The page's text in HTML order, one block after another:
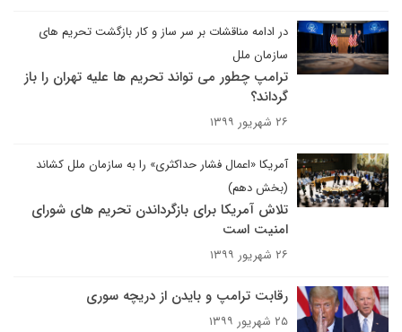
در ادامه مناقشات بر سر ساز و کار بازگشت تحریم های
سازمان ملل
ترامپ چطور می تواند تحریم ها علیه تهران را باز
گرداند؟
۲۶ شهریور ۱۳۹۹
آمریکا «اعمال فشار حداکثری» را به سازمان ملل کشاند
(بخش دهم)
تلاش آمریکا برای بازگرداندن تحریم های شورای
امنیت است
۲۶ شهریور ۱۳۹۹
رقابت ترامپ و بایدن از دریچه سوری
۲۵ شهریور ۱۳۹۹